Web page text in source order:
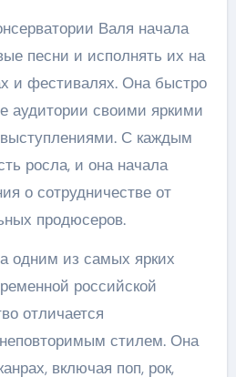
Валя начала
песни и исполнять их на
и фестивалях. Она быстро
аудитории своими яркими
С каждым
росла, и она начала
о сотрудничестве от
продюсеров.
одним из самых ярких
российской
отличается
стилем. Она
включая поп, рок,